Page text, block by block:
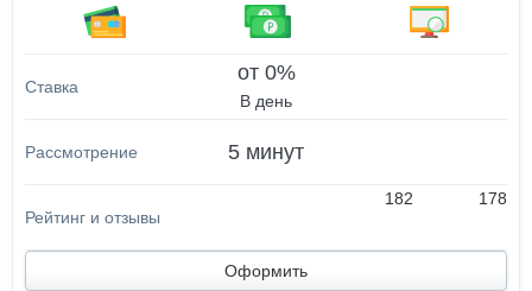
от 0%
В день
5 минут
182 178
Оформить